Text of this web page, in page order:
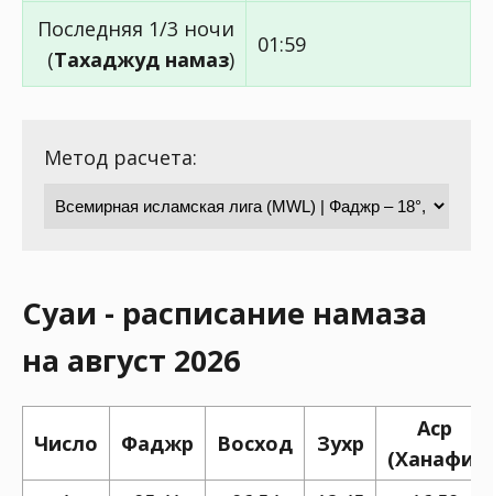
Последняя 1/3 ночи
(Тахаджуд намаз)
01:59
Метод расчета:
Суаи - расписание намаза
на август 2026
Число Фаджр Восход Зухр
Аср
(Ханафи)